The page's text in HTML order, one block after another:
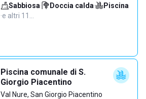
Sabbiosa· Doccia calda·
Piscina
·e altri 11…
Piscina comunale di S.
Giorgio Piacentino
Val Nure, San Giorgio Piacentino